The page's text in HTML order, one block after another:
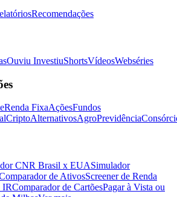
Recomendações
Ouviu InvestiuShortsVídeosWebséries
Renda FixaAçõesFundos
CriptoAlternativosAgroPrevidência
CNR Brasil x EUASimulador
de AtivosScreener de Renda
IRComparador de CartõesPagar à Vista ou